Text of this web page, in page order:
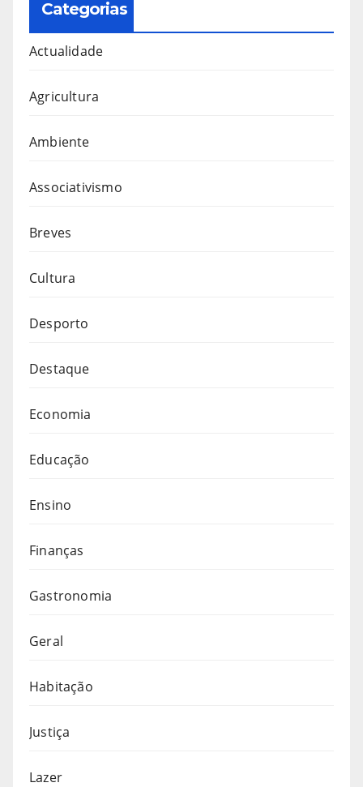
Categorias
Actualidade
Agricultura
Ambiente
Associativismo
Breves
Cultura
Desporto
Destaque
Economia
Educação
Ensino
Finanças
Gastronomia
Geral
Habitação
Justiça
Lazer